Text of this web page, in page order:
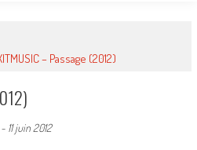
– Passage (2012)
11 juin 2012